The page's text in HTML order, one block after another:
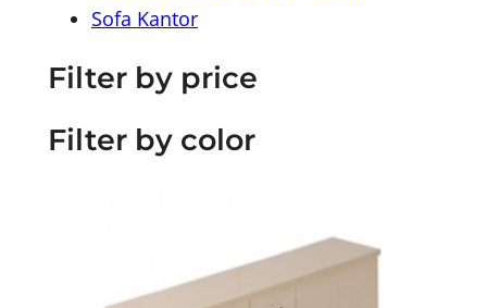
Sofa Kantor
Filter by price
Filter by color